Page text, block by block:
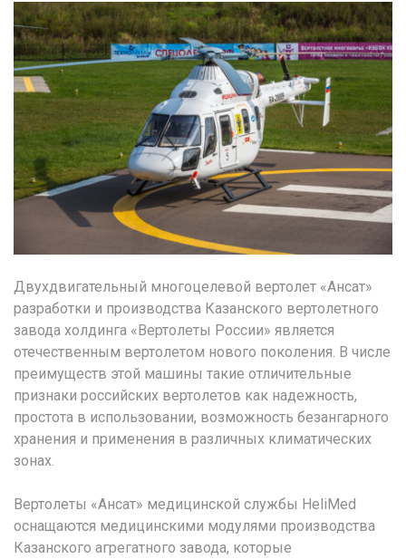
Двухдвигательный многоцелевой вертолет «Ансат»
разработки и производства Казанского вертолетного
завода холдинга «Вертолеты России» является
отечественным вертолетом нового поколения. В числе
преимуществ этой машины такие отличительные
признаки российских вертолетов как надежность,
простота в использовании, возможность безангарного
хранения и применения в различных климатических
зонах.
Вертолеты «Ансат» медицинской службы HeliMed
оснащаются медицинскими модулями производства
Казанского агрегатного завода, которые